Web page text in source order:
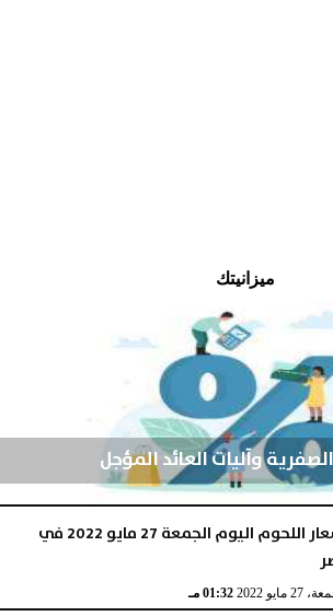
ميزانيتك
وآليات العائد المؤجل
أسعار اللحوم اليوم الجمعة 27 مايو 2022 في
مايو 2022 01:32 مـ